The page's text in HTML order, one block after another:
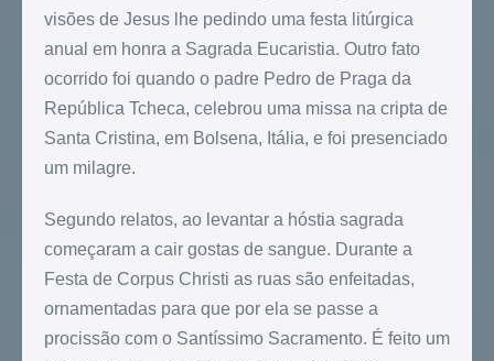
visões de Jesus lhe pedindo uma festa litúrgica
anual em honra a Sagrada Eucaristia. Outro fato
ocorrido foi quando o padre Pedro de Praga da
República Tcheca, celebrou uma missa na cripta de
Santa Cristina, em Bolsena, Itália, e foi presenciado
um milagre.
Segundo relatos, ao levantar a hóstia sagrada
começaram a cair gostas de sangue. Durante a
Festa de Corpus Christi as ruas são enfeitadas,
ornamentadas para que por ela se passe a
procissão com o Santíssimo Sacramento. É feito um